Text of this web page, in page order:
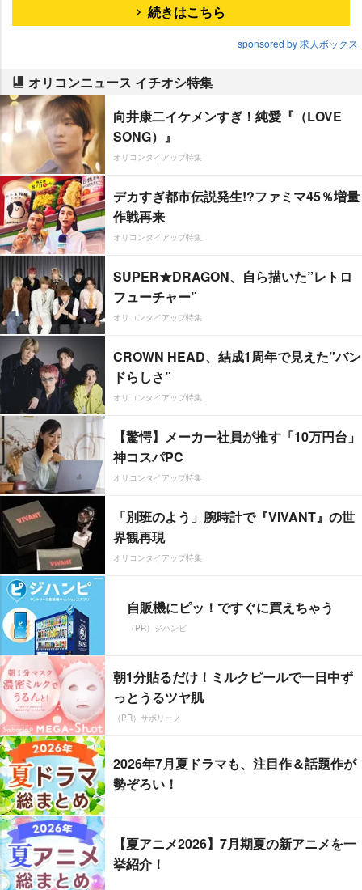
続きはこちら
sponsored by 求人ボックス
オリコンニュース イチオシ特集
向井康二イケメンすぎ！純愛『（LOVE
SONG）』
オリコンタイアップ特集
デカすぎ都市伝説発生!?ファミマ45％増量
作戦再来
オリコンタイアップ特集
SUPER★DRAGON、自ら描いた”レトロ
フューチャー”
オリコンタイアップ特集
CROWN HEAD、結成1周年で見えた”バン
ドらしさ”
オリコンタイアップ特集
【驚愕】メーカー社員が推す「10万円台」
神コスパPC
オリコンタイアップ特集
「別班のよう」腕時計で『VIVANT』の世
界観再現
オリコンタイアップ特集
自販機にピッ！ですぐに買えちゃう
（PR）ジハンピ
朝1分貼るだけ！ミルクピールで一日中ず
っとうるツヤ肌
（PR）サボリーノ
2026年7月夏ドラマも、注目作＆話題作が
勢ぞろい！
【夏アニメ2026】7月期夏の新アニメを一
挙紹介！